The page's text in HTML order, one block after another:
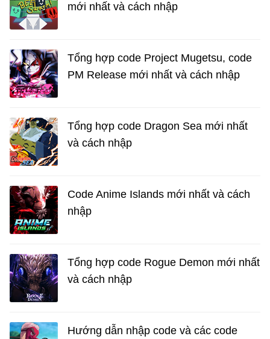
mới nhất và cách nhập
Tổng hợp code Project Mugetsu, code
PM Release mới nhất và cách nhập
Tổng hợp code Dragon Sea mới nhất
và cách nhập
Code Anime Islands mới nhất và cách
nhập
Tổng hợp code Rogue Demon mới nhất
và cách nhập
Hướng dẫn nhập code và các code